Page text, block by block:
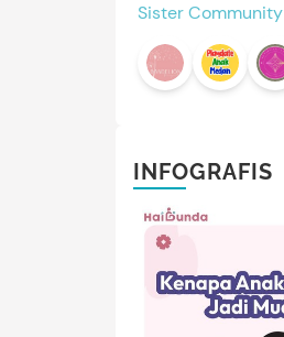
Sister Community
INFOGRAFIS